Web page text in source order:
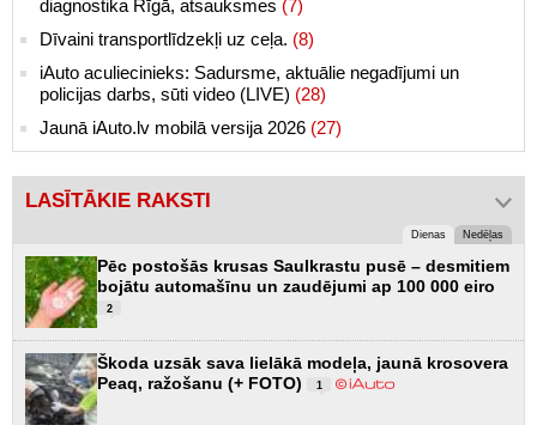
diagnostika Rīgā, atsauksmes (7)
Dīvaini transportlīdzekļi uz ceļa. (8)
iAuto aculiecinieks: Sadursme, aktuālie negadījumi un
policijas darbs, sūti video (LIVE) (28)
Jaunā iAuto.lv mobilā versija 2026 (27)
LASĪTĀKIE RAKSTI
Dienas Nedēļas
Pēc postošās krusas Saulkrastu pusē – desmitiem
bojātu automašīnu un zaudējumi ap 100 000 eiro
2
Škoda uzsāk sava lielākā modeļa, jaunā krosovera
Peaq, ražošanu (+ FOTO)
1